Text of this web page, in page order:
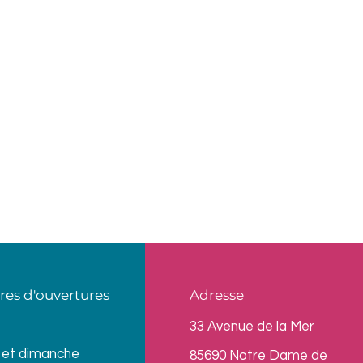
d'ouvertures
et dimanche
Adresse
33 Avenue de la Mer
85690 Notre Dame de